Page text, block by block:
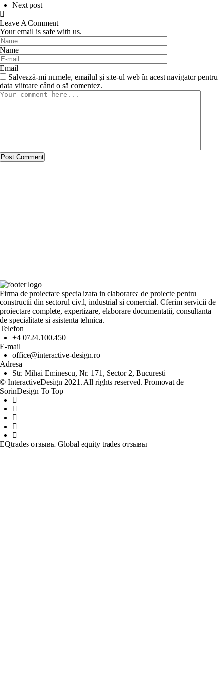
Next post
Leave A Comment
Your email is safe with us.
Name
Email
Salvează-mi numele, emailul și site-ul web în acest navigator pentru
data viitoare când o să comentez.
Firma de proiectare specializata in elaborarea de proiecte pentru
constructii din sectorul civil, industrial si comercial. Oferim servicii de
proiectare complete, expertizare, elaborare documentatii, consultanta
de specialitate si asistenta tehnica.
Telefon
+4 0724.100.450
E-mail
office@interactive-design.ro
Adresa
Str. Mihai Eminescu, Nr. 171, Sector 2, Bucuresti
© InteractiveDesign 2021. All rights reserved. Promovat de
SorinDesign To Top
EQtrades отзывы Global equity trades отзывы